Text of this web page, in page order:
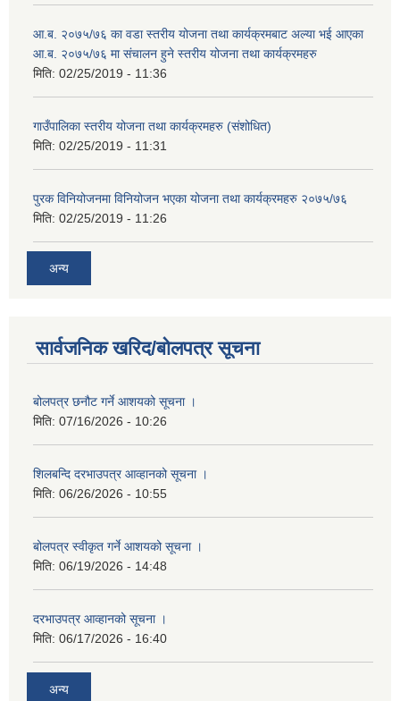
आ.ब. २०७५/७६ का वडा स्तरीय योजना तथा कार्यक्रमबाट अल्या भई आएका
आ.ब. २०७५/७६ मा स‌ंचालन हुने स्तरीय योजना तथा कार्यक्रमहरु
मिति: 02/25/2019 - 11:36
गाउँपालिका स्तरीय योजना तथा कार्यक्रमहरु (स‌ंशोधित)
मिति: 02/25/2019 - 11:31
पुरक विनियोजनमा विनियोजन भएका योजना तथा कार्यक्रमहरु २०७५/७६
मिति: 02/25/2019 - 11:26
अन्य
सार्वजनिक खरिद/बोलपत्र सूचना
बोलपत्र छनौट गर्ने आशयको सूचना ।
मिति: 07/16/2026 - 10:26
शिलबन्दि दरभाउपत्र आव्हानको सूचना ।
मिति: 06/26/2026 - 10:55
बोलपत्र स्वीकृत गर्ने आशयको सूचना ।
मिति: 06/19/2026 - 14:48
दरभाउपत्र आव्हानको सूचना ।
मिति: 06/17/2026 - 16:40
अन्य